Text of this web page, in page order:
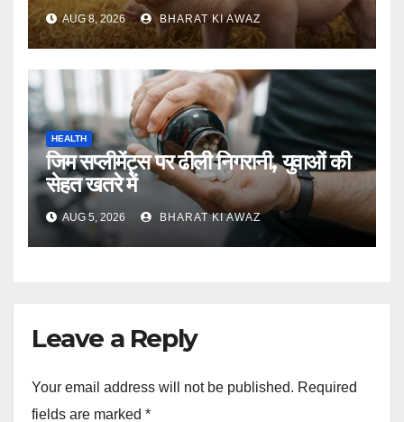
AUG 8, 2026 BHARAT KI AWAZ
HEALTH
जिम सप्लीमेंट्स पर ढीली निगरानी, युवाओं की
सेहत खतरे में
AUG 5, 2026 BHARAT KI AWAZ
Leave a Reply
Your email address will not be published. Required
fields are marked *